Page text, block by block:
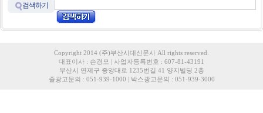
검색하기
Copyright 2014 (주)부산시대신문사 All rights reserved.
대표이사 : 손경모 | 사업자등록번호 : 607-81-43191
부산시 연제구 중앙대로 1235번길 41 양지빌딩 2층
줄광고문의 : 051-939-1000 | 박스광고문의 : 051-939-3000